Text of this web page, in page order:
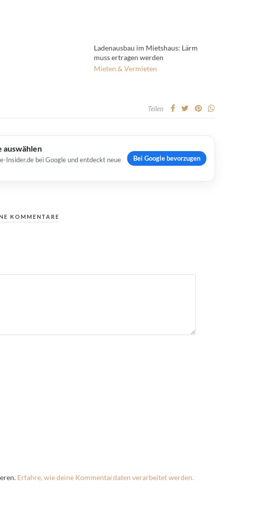
Ladenausbau im Mietshaus: Lärm
muss ertragen werden
Mieten & Vermieten
Teilen
auswählen
Insider.de bei Google und entdeckt neue
Bei Google bevorzugen
KOMMENTARE
Erfahre, wie deine Kommentardaten verarbeitet werden.